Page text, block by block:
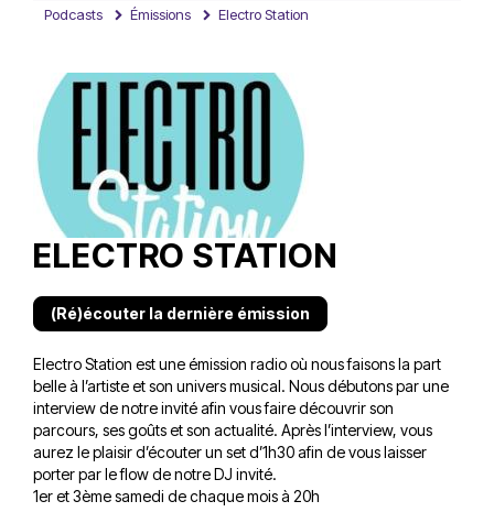
Podcasts Émissions Electro Station
ELECTRO STATION
(Ré)écouter la dernière émission
Electro Station est une émission radio où nous faisons la part
belle à l’artiste et son univers musical. Nous débutons par une
interview de notre invité afin vous faire découvrir son
parcours, ses goûts et son actualité. Après l’interview, vous
aurez le plaisir d’écouter un set d’1h30 afin de vous laisser
porter par le flow de notre DJ invité.
1er et 3ème samedi de chaque mois à 20h